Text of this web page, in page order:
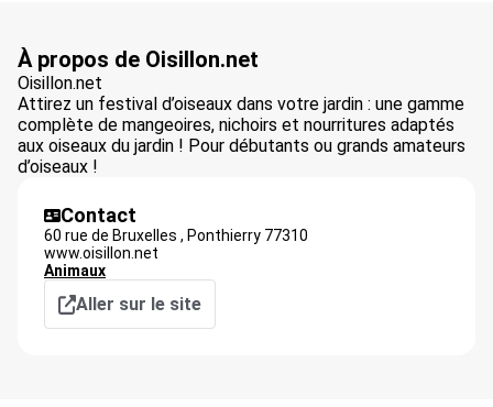
À propos de Oisillon.net
Oisillon.net
Attirez un festival d’oiseaux dans votre jardin : une gamme
complète de mangeoires, nichoirs et nourritures adaptés
aux oiseaux du jardin ! Pour débutants ou grands amateurs
d’oiseaux !
Contact
60 rue de Bruxelles , Ponthierry 77310
www.oisillon.net
Animaux
Aller sur le site